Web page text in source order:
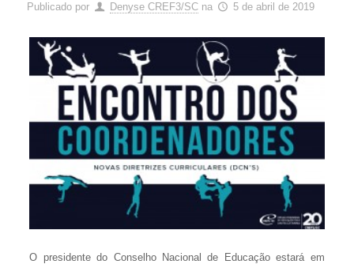
Publicado por Denyse CREF3/SC na 5 de abril de 2019
O presidente do Conselho Nacional de Educação estará em